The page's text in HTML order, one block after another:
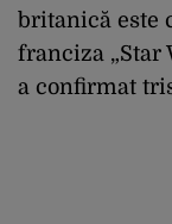
britanică este
franciza „Star
a confirmat